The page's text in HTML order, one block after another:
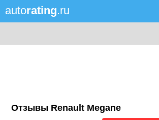
autorating.ru
Отзывы Renault Megane